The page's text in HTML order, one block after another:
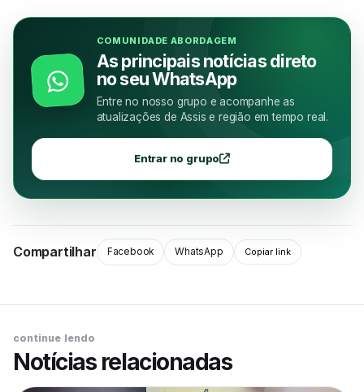
COMUNIDADE ABORDAGEM
As principais notícias direto
no seu WhatsApp
Entre no nosso grupo e acompanhe as
atualizações de Assis e região em tempo real.
Entrar no grupo
Compartilhar Facebook WhatsApp Copiar link
continue lendo
Notícias relacionadas